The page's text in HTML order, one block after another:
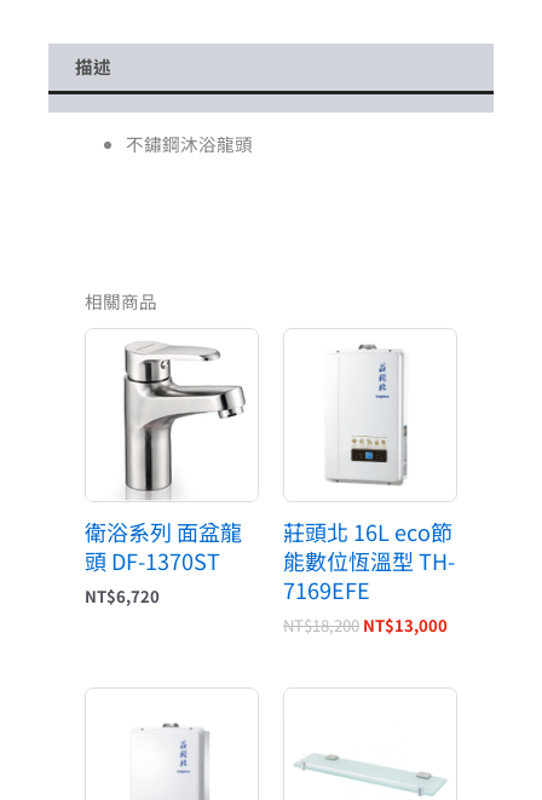
描述
不鏽鋼沐浴龍頭
相關商品
衛浴系列 面盆龍
頭 DF-1370ST
NT$6,720
莊頭北 16L eco節
能數位恆溫型 TH-
7169EFE
NT$18,200
格：
NT$18,200。
NT$13,000
目
原
始
格：
NT$20,300。
目
NT$15,225。
原
格：
NT$2,900。
目
NT$2,320。